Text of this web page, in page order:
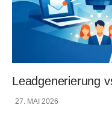
Leadgenerierung
27. MAI 2026